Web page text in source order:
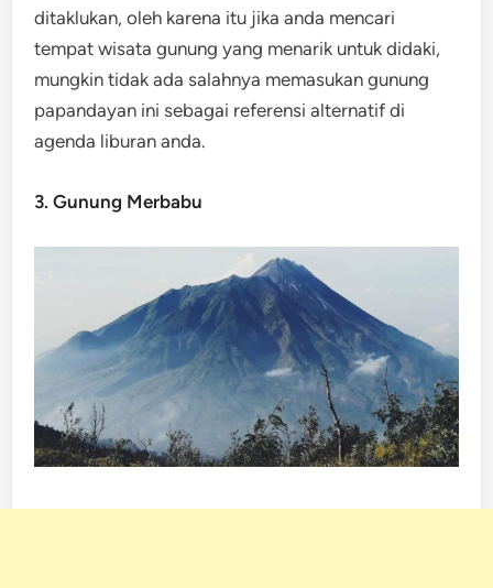
ditaklukan, oleh karena itu jika anda mencari
tempat wisata gunung yang menarik untuk didaki,
mungkin tidak ada salahnya memasukan gunung
papandayan ini sebagai referensi alternatif di
agenda liburan anda.
3. Gunung Merbabu